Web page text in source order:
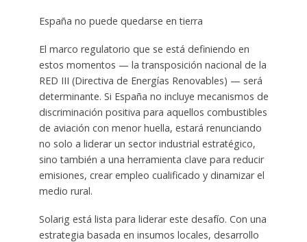
España no puede quedarse en tierra
El marco regulatorio que se está definiendo en
estos momentos — la transposición nacional de la
RED III (Directiva de Energías Renovables) — será
determinante. Si España no incluye mecanismos de
discriminación positiva para aquellos combustibles
de aviación con menor huella, estará renunciando
no solo a liderar un sector industrial estratégico,
sino también a una herramienta clave para reducir
emisiones, crear empleo cualificado y dinamizar el
medio rural.
Solarig está lista para liderar este desafío. Con una
estrategia basada en insumos locales, desarrollo